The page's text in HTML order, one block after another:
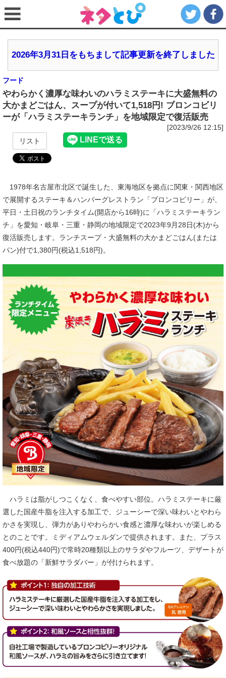
2026年3月31日をもちまして記事更新を終了しました
フード
やわらかく濃厚な味わいのハラミステーキに大盛無料の
大かまどごはん、スープが付いて1,518円! ブロンコビリ
ーが「ハラミステーキランチ」を地域限定で復活販売
[2023/9/26 12:15]
リスト
1978年名古屋市北区で誕生した、東海地区を拠点に関東・関西地区
で展開するステーキ＆ハンバーグレストラン「ブロンコビリー」が、
平日・土日祝のランチタイム(開店から16時)に「ハラミステーキラン
チ」を愛知・岐阜・三重・静岡の地域限定で2023年9月28日(木)から
復活販売します。ランチスープ・大盛無料の大かまどごはん(または
パン)付で1,380円(税込1,518円)。
ハラミは脂がしつこくなく、食べやすい部位。ハラミステーキに厳
選した国産牛脂を注入する加工で、ジューシーで深い味わいとやわら
かさを実現し、弾力がありやわらかい食感と濃厚な味わいが楽しめる
とのことです。ミディアムウェルダンで提供されます。また、プラス
400円(税込440円)で常時20種類以上のサラダやフルーツ、デザートが
食べ放題の「新鮮サラダバー」が付けられます。